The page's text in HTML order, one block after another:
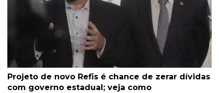
Projeto de novo Refis é chance de zerar dívidas
com governo estadual; veja como